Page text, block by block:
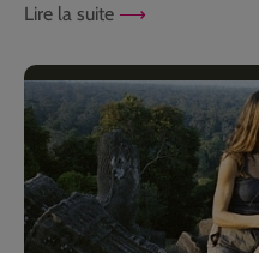
Lire la suite